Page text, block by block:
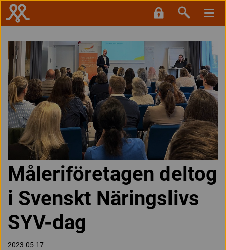
Måleriföretagen deltog
i Svenskt Näringslivs
SYV-dag
2023-05-17